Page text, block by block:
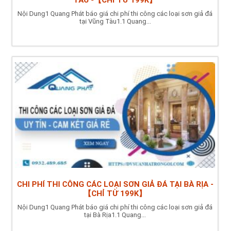
Nội Dung1 Quang Phát báo giá chi phí thi công các loại sơn giả đá
tại Vũng Tàu1.1 Quang...
CHI PHÍ THI CÔNG CÁC LOẠI SƠN GIẢ ĐÁ TẠI BÀ RỊA -
【CHỈ TỪ 199K】
Nội Dung1 Quang Phát báo giá chi phí thi công các loại sơn giả đá
tại Bà Rịa1.1 Quang...